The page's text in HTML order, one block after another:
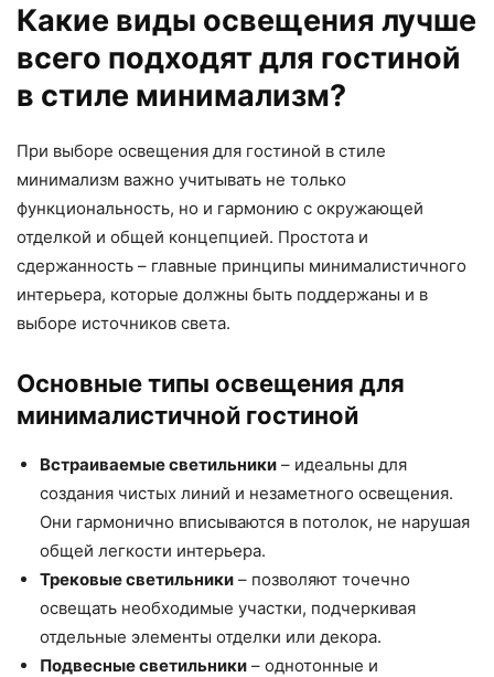
Какие виды освещения лучше
всего подходят для гостиной
в стиле минимализм?
При выборе освещения для гостиной в стиле
минимализм важно учитывать не только
функциональность, но и гармонию с окружающей
отделкой и общей концепцией. Простота и
сдержанность – главные принципы минималистичного
интерьера, которые должны быть поддержаны и в
выборе источников света.
Основные типы освещения для
минималистичной гостиной
Встраиваемые светильники – идеальны для
создания чистых линий и незаметного освещения.
Они гармонично вписываются в потолок, не нарушая
общей легкости интерьера.
Трековые светильники – позволяют точечно
освещать необходимые участки, подчеркивая
отдельные элементы отделки или декора.
Подвесные светильники – однотонные и